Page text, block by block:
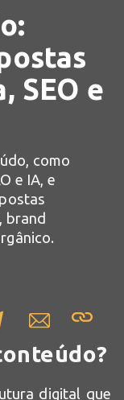
SEO e
como
e IA, e
brand
digital que